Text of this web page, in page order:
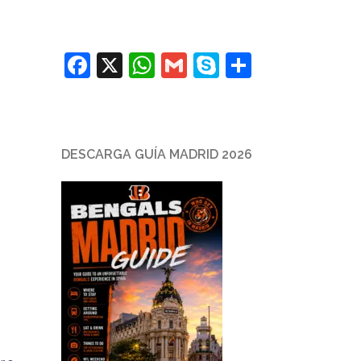
Facebook
X WhatsApp
Gmail
Skype
DESCARGA GUÍA MADRID 2026